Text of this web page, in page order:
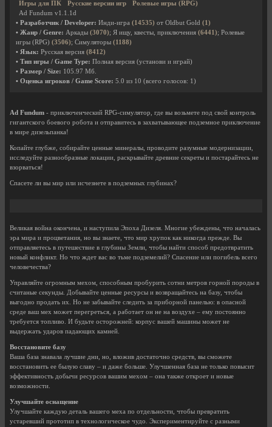
Игры для ПК
Русские версии игр
Ролевые игры (RPG)
Ad Fundum v1.1.1d
• Разработчик / Developer: Инди-игра (14535) от Oldbut Gold (1)
• Жанр / Genre: Аркады (3070); Я ищу, квесты, приключения (6441); Ролевые
игры (RPG) (3506); Симуляторы (1188)
• Язык: Русская версия (8412)
• Тип игры / Game Type: Полная версия (установи и играй)
• Размер / Size: 105.97 Мб.
• Оценка игроков / Game Score: 5.0 из 10 (всего голосов: 1)
Ad Fundum - приключенческий RPG-симулятор, где вы возьмете под свой контроль
гигантского боевого робота и отправитесь в захватывающее подземное приключение
в мире дизельпанка!
Копайте глубже, собирайте ценные минералы, проводите разумные модернизации,
исследуйте разнообразные локации, раскрывайте древние секреты и постарайтесь не
взорваться!
Спасете ли вы мир или исчезнете в подземных глубинах?
Великая война окончена, и наступила Эпоха Дизеля. Многие убеждены, что началась
эра мира и процветания, но вы знаете, что мир хрупок как никогда прежде. Вы
отправляетесь в путешествие в глубины Земли, чтобы найти способ предотвратить
новый конфликт. Но что ждет вас во тьме подземелий? Спасение или погибель всего
человечества?
Управляйте огромным мехом, способным пробурить сотни метров горной породы в
считаные секунды. Добывайте ценные ресурсы и возвращайтесь на базу, чтобы
выгодно продать их. Но не забывайте следить за приборной панелью: в опасной
среде ваш мех может перегреться, а работает он не на воздухе – ему постоянно
требуется топливо. И будьте осторожней: корпус вашей машины может не
выдержать ударов падающих камней.
Восстановите базу
Ваша база знавала лучшие дни, но, вложив достаточно средств, вы сможете
восстановить ее былую славу – и даже больше. Улучшенная база не только повысит
эффективность добычи ресурсов вашим мехом – она также откроет и новые
возможности.
Улучшайте оснащение
Улучшайте каждую деталь вашего меха по отдельности, чтобы превратить
устаревший прототип в технологическое чудо. Экспериментируйте с разными